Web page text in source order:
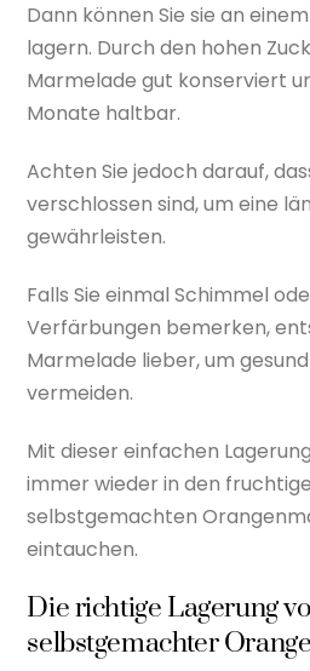
Dann können Sie sie an
lagern. Durch den hohen
Marmelade gut konserviert
Monate haltbar.
Achten Sie jedoch darauf,
verschlossen sind, um eine
gewährleisten.
Falls Sie einmal Schimmel
Verfärbungen bemerken,
Marmelade lieber, um
vermeiden.
Mit dieser einfachen
immer wieder in den
selbstgemachten
eintauchen.
Die richtige Lagerung
selbstgemachter